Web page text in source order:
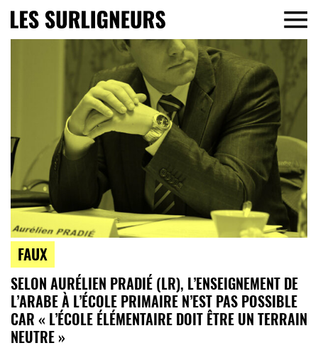
FAUX
SELON AURÉLIEN PRADIÉ (LR), L’ENSEIGNEMENT DE
L’ARABE À L’ÉCOLE PRIMAIRE N’EST PAS POSSIBLE
CAR « L’ÉCOLE ÉLÉMENTAIRE DOIT ÊTRE UN TERRAIN
NEUTRE »